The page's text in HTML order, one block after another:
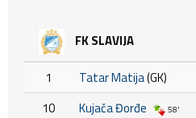
FK SLAVIJA
1 Tatar Matija(GK)
10
Kujača Đorđe 58'